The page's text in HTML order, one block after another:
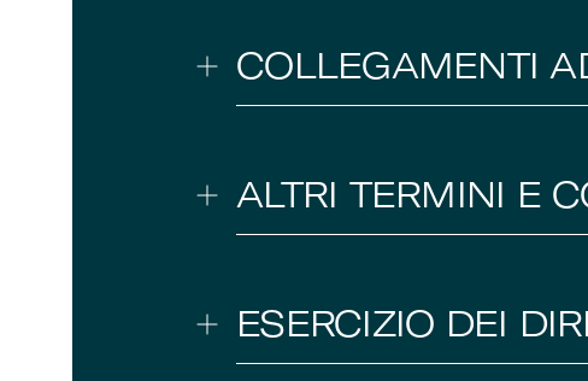
COLLEGAMENTI
ALTRI TERMINI E
ESERCIZIO DEI